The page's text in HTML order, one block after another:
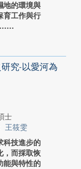
地的環境與
育工作與行
究-以愛河為
士
王筱雯
科技進步的
，而採取恢
能與特性的